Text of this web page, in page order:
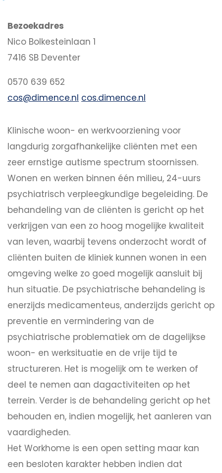
Bezoekadres
Nico Bolkesteinlaan 1
7416 SB Deventer
0570 639 652
cos@dimence.nl cos.dimence.nl
Klinische woon- en werkvoorziening voor
langdurig zorgafhankelijke cliënten met een
zeer ernstige autisme spectrum stoornissen.
Wonen en werken binnen één milieu, 24-uurs
psychiatrisch verpleegkundige begeleiding. De
behandeling van de cliënten is gericht op het
verkrijgen van een zo hoog mogelijke kwaliteit
van leven, waarbij tevens onderzocht wordt of
cliënten buiten de kliniek kunnen wonen in een
omgeving welke zo goed mogelijk aansluit bij
hun situatie. De psychiatrische behandeling is
enerzijds medicamenteus, anderzijds gericht op
preventie en vermindering van de
psychiatrische problematiek om de dagelijkse
woon- en werksituatie en de vrije tijd te
structureren. Het is mogelijk om te werken of
deel te nemen aan dagactiviteiten op het
terrein. Verder is de behandeling gericht op het
behouden en, indien mogelijk, het aanleren van
vaardigheden.
Het Workhome is een open setting maar kan
een besloten karakter hebben indien dat